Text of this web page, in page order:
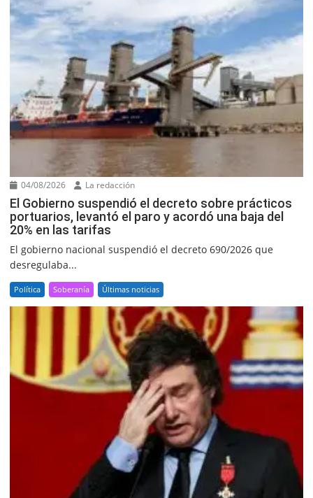
04/08/2026 La redacción
El Gobierno suspendió el decreto sobre prácticos
portuarios, levantó el paro y acordó una baja del
20% en las tarifas
El gobierno nacional suspendió el decreto 690/2026 que
desregulaba...
Política Soberanía Últimas noticias